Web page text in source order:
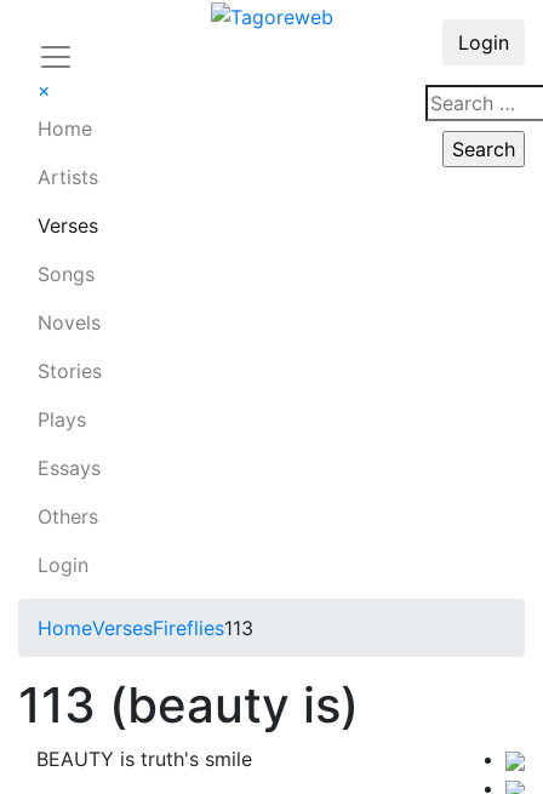
×
Home
Artists
Verses
Songs
Novels
Stories
Plays
Essays
Others
Login
Login
HomeVersesFireflies113
113 (beauty is)
BEAUTY is truth's smile